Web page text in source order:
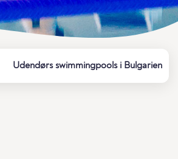
Udendørs swimmingpools i Bulgarien